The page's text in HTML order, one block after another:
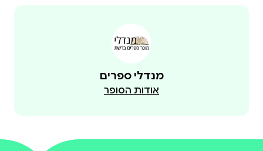
מנדלי ספרים
אודות הסופר